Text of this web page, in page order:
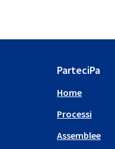
ParteciPa
Home
Processi
Assemblee